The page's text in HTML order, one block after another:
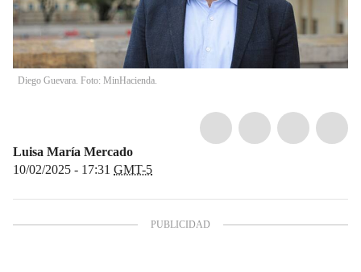
Diego Guevara. Foto: MinHacienda.
Luisa María Mercado
10/02/2025 - 17:31 GMT-5